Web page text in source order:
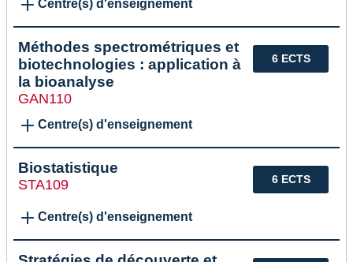
Centre(s) d'enseignement
6 ECTS
Méthodes spectrométriques et
biotechnologies : application à
la bioanalyse
GAN110
Centre(s) d'enseignement
6 ECTS
Biostatistique
STA109
Centre(s) d'enseignement